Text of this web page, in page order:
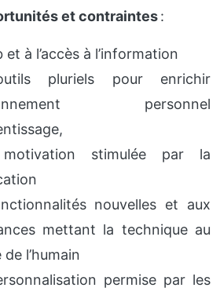
et contraintes:
et à l’accès à l’information
pluriels pour enrichir
personnel
stimulée par la
nouvelles et aux
mettant la technique au
l’humain
permise par les